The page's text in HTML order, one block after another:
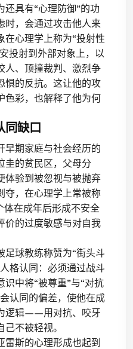
还具有“心理防御”的功
时，会通过攻击他人来
在心理学上称为“投射性
投射到外部对象上，以
人、顶撞裁判、激烈争
惧的反抗。这让他的攻
色彩，也解释了他为何
同缺口
早期家庭与社会经历的
圭的贫民区，父母分
体验到被忽视与被抛弃
夺，在心理学上常被称
体在成年后形成不安全
价的过度敏感与对自我
足球教练称赞为“街头斗
格认同：必须通过战斗
中将“被尊重”与“对抗
认同的偏差，使他在成
逻辑——用对抗、咬牙
不被轻视。
雷斯的心理形成也起到